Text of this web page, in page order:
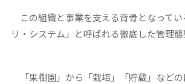
この組織と事業を支える背骨となって
リ・システム」と呼ばれる徹底した管理態
「果樹園」から「栽培」「貯蔵」など